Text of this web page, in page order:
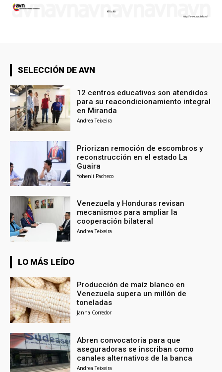
SELECCIÓN DE AVN
12 centros educativos son atendidos
para su reacondicionamiento integral
en Miranda
Andrea Teixeira
Priorizan remoción de escombros y
reconstrucción en el estado La
Guaira
Yohenli Pacheco
Venezuela y Honduras revisan
mecanismos para ampliar la
cooperación bilateral
Andrea Teixeira
LO MÁS LEÍDO
Producción de maíz blanco en
Venezuela supera un millón de
toneladas
Janna Corredor
Abren convocatoria para que
aseguradoras se inscriban como
canales alternativos de la banca
Andrea Teixeira